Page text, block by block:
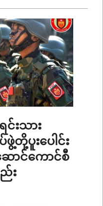
င်းသား
ပူးပေါင်း
ောင်ကောင်စီ
း